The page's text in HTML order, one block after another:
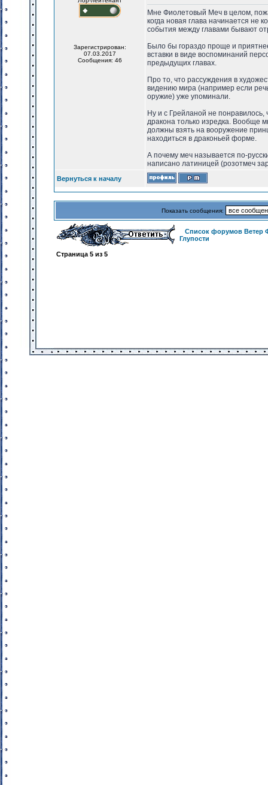
Зарегистрирован:
07.03.2017
Сообщения: 46
Мне Фиолетовый Меч в целом,
когда новая глава начинается не
события между главами бывают
Было бы гораздо проще и
вставки в виде воспоминаний
предыдущих главах.
Про то, что рассуждения в
видению мира (например если
оружие) уже упоминали.
Ну и с Грейланой не понравилось,
дракона только изредка. Вообще
должны взять на вооружение
находиться в драконьей форме.
А почему меч называется по-
написано латиницей (розотмеч
Вернуться к началу
Показать сообщения:
Список форумов Ветер
Глупости
Страница 5 из 5